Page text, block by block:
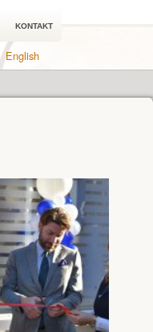
KONTAKT
English